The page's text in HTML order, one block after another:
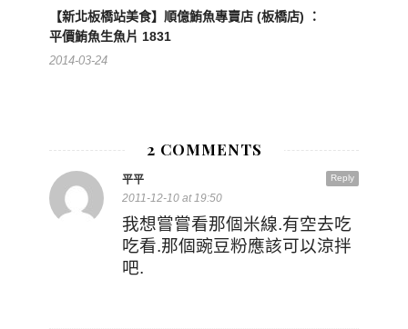
【新北板橋站美食】順億鮪魚專賣店 (板橋店) ：
平價鮪魚生魚片 1831
2014-03-24
2 COMMENTS
Reply
平平
2011-12-10 at 19:50
我想嘗嘗看那個米線.有空去吃
吃看.那個豌豆粉應該可以涼拌
吧.